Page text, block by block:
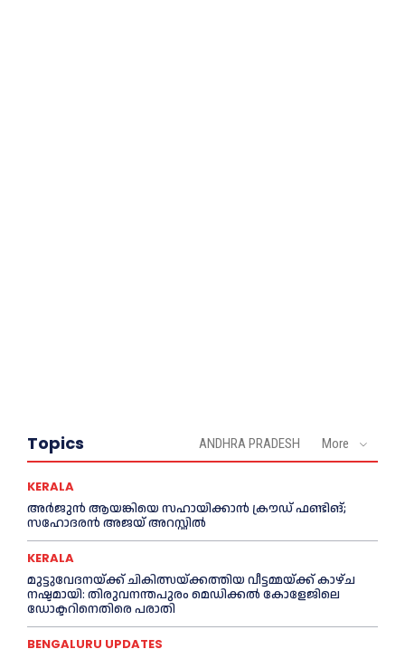
Topics ANDHRA PRADESH More
KERALA
അര്‍ജുന്‍ ആയങ്കിയെ സഹായിക്കാൻ ക്രൗഡ് ഫണ്ടിങ്;
സഹോദരന്‍ അജയ് അറസ്റ്റില്‍
KERALA
മുട്ടുവേദനയ്ക്ക് ചികിത്സയ്ക്കത്തിയ വീട്ടമ്മയ്ക്ക് കാഴ്ച
നഷ്ടമായി: തിരുവനന്തപുരം മെഡിക്കല്‍ കോളേജിലെ
ഡോക്ടറിനെതിരെ പരാതി
BENGALURU UPDATES